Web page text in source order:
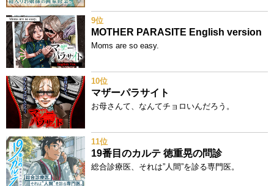
9位
MOTHER PARASITE English version
Moms are so easy.
10位
マザーパラサイト
お母さんて、なんてチョロいんだろう。
11位
19番目のカルテ 徳重晃の問診
総合診療医、それは”人間”を診る専門医。